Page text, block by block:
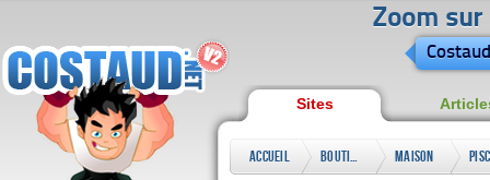
Zoom sur
Sites
Accueil
Boutiques
Maison